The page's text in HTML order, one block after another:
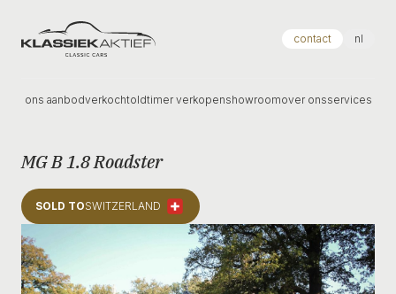
Klassiek Aktief contact nl
ons aanbodverkochtoldtimer verkopenshowroomover onsservices
MG B 1.8 Roadster
SOLD TOSWITZERLAND